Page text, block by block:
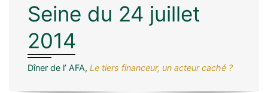
Seine du 24 juillet
2014
Dîner de l’ AFA, Le tiers financeur, un acteur caché ?